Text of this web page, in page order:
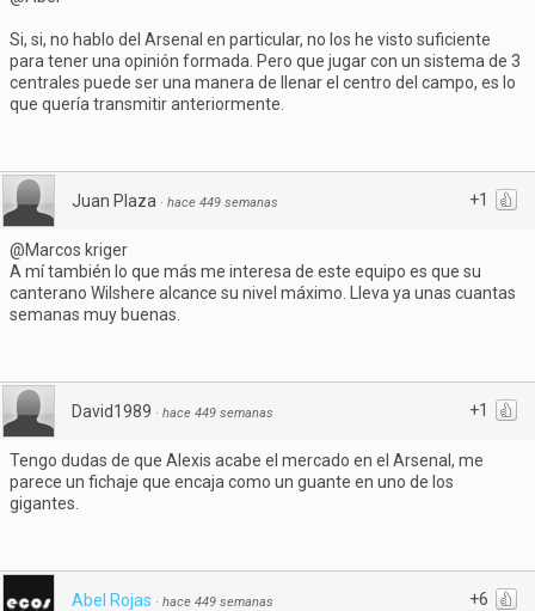
Si, si, no hablo del Arsenal en particular, no los he visto suficiente
para tener una opinión formada. Pero que jugar con un sistema de 3
centrales puede ser una manera de llenar el centro del campo, es lo
que quería transmitir anteriormente.
+1
Juan Plaza · hace 449 semanas
@Marcos kriger
A mí también lo que más me interesa de este equipo es que su
canterano Wilshere alcance su nivel máximo. Lleva ya unas cuantas
semanas muy buenas.
+1
David1989 · hace 449 semanas
Tengo dudas de que Alexis acabe el mercado en el Arsenal, me
parece un fichaje que encaja como un guante en uno de los
gigantes.
+6
Abel Rojas · hace 449 semanas